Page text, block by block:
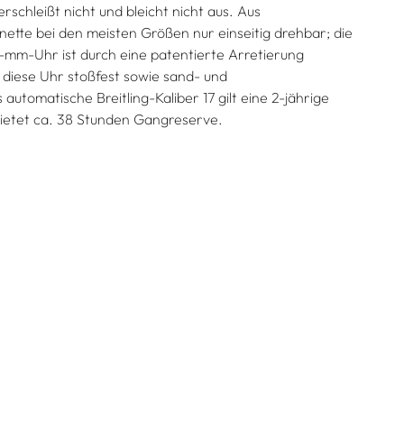
nicht und bleicht nicht aus. Aus
bei den meisten Größen nur einseitig drehbar; die
Uhr ist durch eine patentierte Arretierung
Uhr stoßfest sowie sand- und
Breitling-Kaliber 17 gilt eine 2-jährige
ca. 38 Stunden Gangreserve.